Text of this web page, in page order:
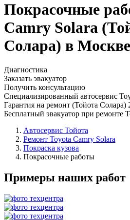
Покрасочные
Camry Solara
Солара) в Москве
Диагностика
Заказать эвакуатор
Получить консультацию
Специализированный автосервис
Гарантия на ремонт (Тойота Солара)
Бесплатный эвакуатор при ремонте
Автосервис Тойота
Ремонт Toyota Camry Solara
Покраска кузова
Покрасочные работы
Примеры наших работ